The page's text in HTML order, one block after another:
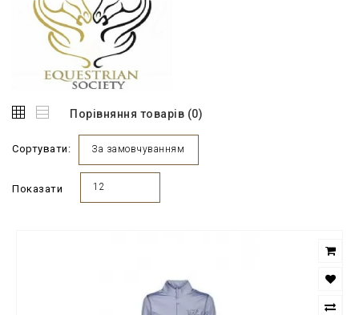
Порівняння товарів (0)
Сортувати: За замовчуванням
Показати 12